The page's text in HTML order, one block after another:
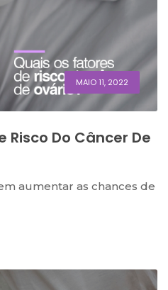
MAIO 11, 2022
Risco Do Câncer De
aumentar as chances de